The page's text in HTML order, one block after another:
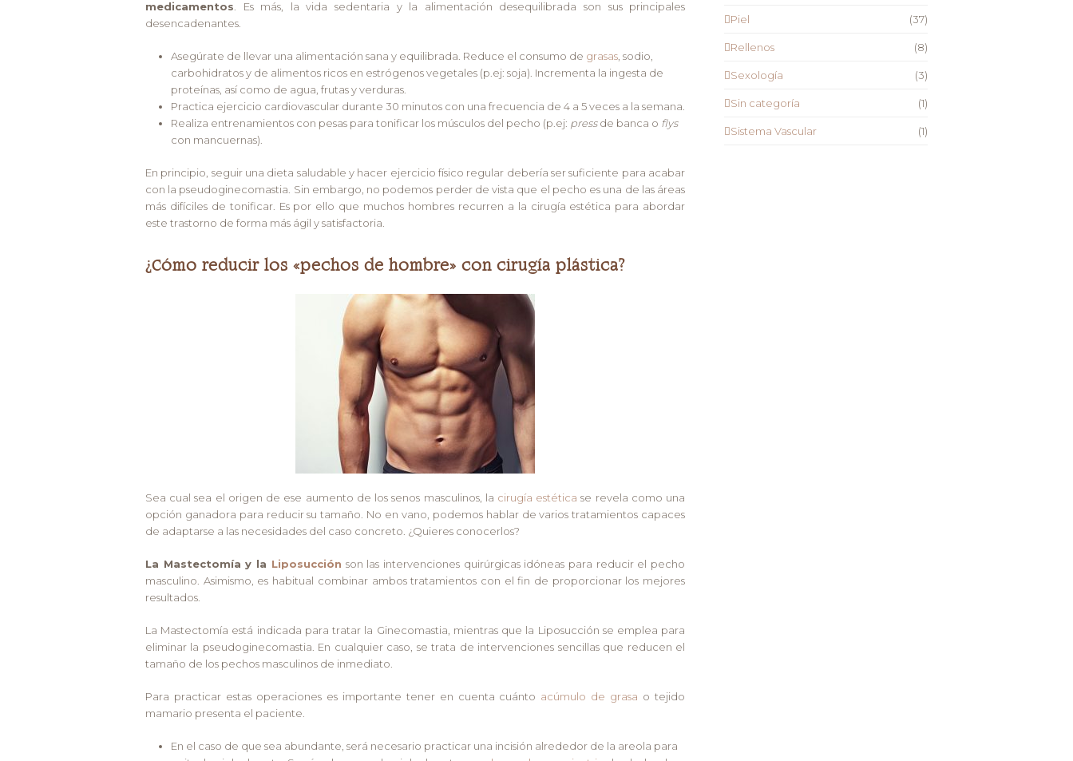
medicamentos . Es más, la vida sedentaria y la alimentación desequilibrada son sus principales
desencadenantes.
Asegúrate de llevar una alimentación sana y equilibrada. Reduce el consumo de grasas , sodio,
carbohidratos y de alimentos ricos en estrógenos vegetales (p.ej: soja). Incrementa la ingesta de
proteínas, así como de agua, frutas y verduras.
Practica ejercicio cardiovascular durante 30 minutos con una frecuencia de 4 a 5 veces a la semana.
Realiza entrenamientos con pesas para tonificar los músculos del pecho (p.ej: pressde banca o flys
con mancuernas).
En principio, seguir una dieta saludable y hacer ejercicio físico regular debería ser suficiente para acabar
con la pseudoginecomastia. Sin embargo, no podemos perder de vista que el pecho es una de las áreas
más difíciles de tonificar. Es por ello que muchos hombres recurren a la cirugía estética para abordar
este trastorno de forma más ágil y satisfactoria.
¿Cómo reducir los «pechos de hombre» con cirugía plástica?
Sea cual sea el origen de ese aumento de los senos masculinos, la cirugía estética se revela como una
opción ganadora para reducir su tamaño. No en vano, podemos hablar de varios tratamientos capaces
de adaptarse a las necesidades del caso concreto. ¿Quieres conocerlos?
La Mastectomía y la Liposucción son las intervenciones quirúrgicas idóneas para reducir el pecho
masculino. Asimismo, es habitual combinar ambos tratamientos con el fin de proporcionar los mejores
resultados.
La Mastectomía está indicada para tratar la Ginecomastia, mientras que la Liposucción se emplea para
eliminar la pseudoginecomastia. En cualquier caso, se trata de intervenciones sencillas que reducen el
tamaño de los pechos masculinos de inmediato.
Para practicar estas operaciones es importante tener en cuenta cuánto acúmulo de grasa o tejido
mamario presenta el paciente.
En el caso de que sea abundante, será necesario practicar una incisión alrededor de la areola para
Piel (37)
Rellenos (8)
Sexología (3)
Sin categoría (1)
Sistema Vascular (1)